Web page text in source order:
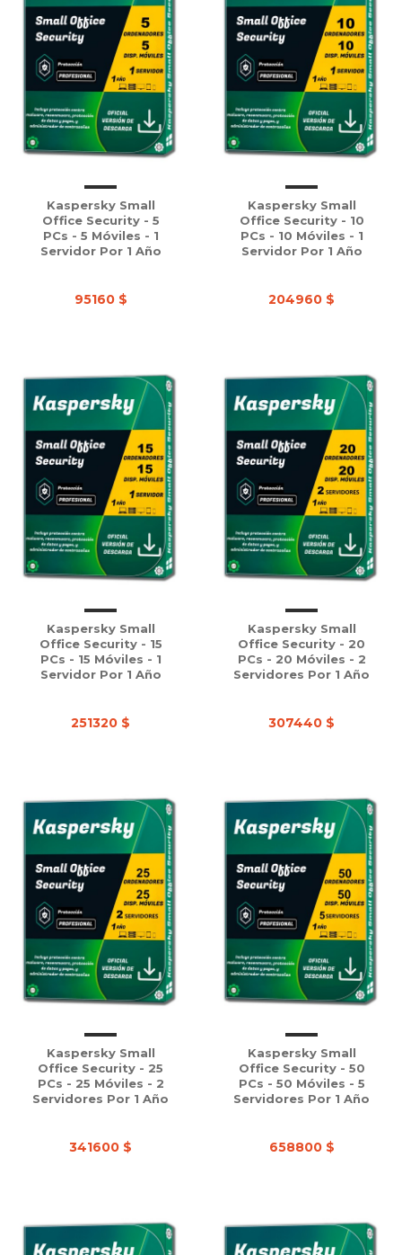
Kaspersky Small
Office Security - 5
PCs - 5 Móviles - 1
Servidor Por 1 Año
95160 $
Kaspersky Small
Office Security - 10
PCs - 10 Móviles - 1
Servidor Por 1 Año
204960 $
Kaspersky Small
Office Security - 15
PCs - 15 Móviles - 1
Servidor Por 1 Año
251320 $
Kaspersky Small
Office Security - 20
PCs - 20 Móviles - 2
Servidores Por 1 Año
307440 $
Kaspersky Small
Office Security - 25
PCs - 25 Móviles - 2
Servidores Por 1 Año
341600 $
Kaspersky Small
Office Security - 50
PCs - 50 Móviles - 5
Servidores Por 1 Año
658800 $